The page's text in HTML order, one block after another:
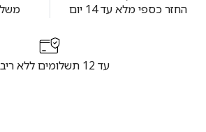
החזר כספי מלא עד 14 יום
עד 12 תשלומים ללא ריבית